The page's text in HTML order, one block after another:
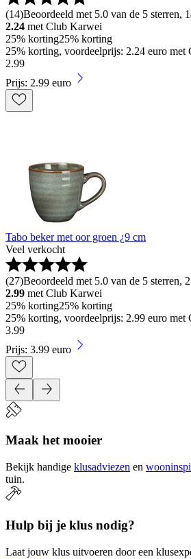
(14)Beoordeeld met 5.0 van de 5 sterren,
2.24 met Club Karwei
25% korting25% korting
25% korting, voordeelprijs: 2.24 euro met
2.99
Prijs: 2.99 euro
Tabo beker met oor groen ¿9 cm
Veel verkocht
(27)Beoordeeld met 5.0 van de 5 sterren,
2.99 met Club Karwei
25% korting25% korting
25% korting, voordeelprijs: 2.99 euro met
3.99
Prijs: 3.99 euro
Maak het mooier
Bekijk handige klusadviezen en
tuin.
Hulp bij je klus nodig?
Laat jouw klus uitvoeren door een